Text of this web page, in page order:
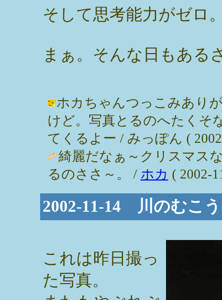
そして思考能力がゼロ
まぁ。そんな日もある
ホカちゃんつっこみあり
けど。写真とるのへたくそ
てくるよー / みっぽん (
綺麗だなぁ～クリスマス
るのささ～。 / ホカ ( 2002-
2002-11-14 川のむこ
これは昨日撮っ
た写真。